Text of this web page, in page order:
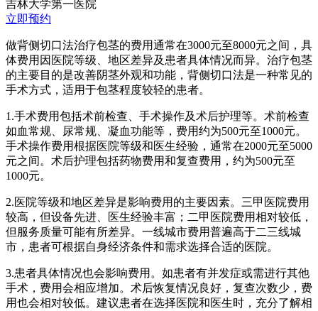
吉林大学第一医院
立即预约
做背侧切口法治疗包茎的费用通常在3000元至8000元之间，具
体费用因医院等级、地区差异及患者具体情况而异。治疗包茎
的主要目的是改善阴茎外观和功能，背侧切口法是一种常见的
手术方式，适用于包茎程度较轻的患者。
1.手术费用包括术前检查、手术操作及术后护理等。术前检查
如血常规、尿常规、凝血功能等，费用约为500元至1000元。
手术操作费用根据医院等级和医生经验，通常在2000元至5000
元之间。术后护理包括药物费用和复查费用，约为500元至
1000元。
2.医院等级和地区差异是影响费用的主要因素。三甲医院费用
较高，但设备先进、医生经验丰富；二甲医院费用相对较低，
但服务质量可能有所差异。一线城市费用普遍高于二三线城
市，患者可根据自身经济条件和需求选择合适的医院。
3.患者具体情况也会影响费用。如患者有并发症或需进行其他
手术，费用会相应增加。术后恢复情况良好，复查次数少，费
用也会相对较低。建议患者在选择医院和医生时，充分了解相